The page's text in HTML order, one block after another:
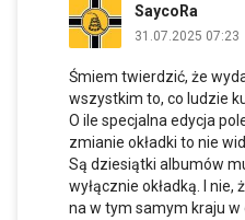
SaycoRa
31.07.2025 07:23
Śmiem twierdzić, że
wszystkim to, co ludzie
O ile specjalna edycja
zmianie okładki to nie
Są dziesiątki albumów
wyłącznie okładką. I nie,
na w tym samym kraju w